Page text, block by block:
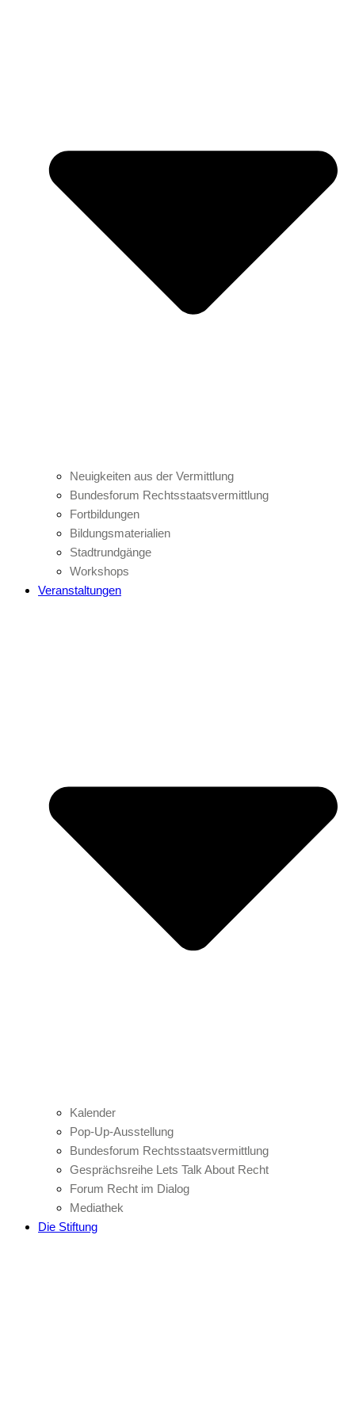
Neuigkeiten aus der Vermittlung
Bundesforum Rechtsstaatsvermittlung
Fortbildungen
Bildungsmaterialien
Stadtrundgänge
Workshops
Veranstaltungen
Kalender
Pop-Up-Ausstellung
Bundesforum Rechtsstaatsvermittlung
Gesprächsreihe Lets Talk About Recht
Forum Recht im Dialog
Mediathek
Die Stiftung